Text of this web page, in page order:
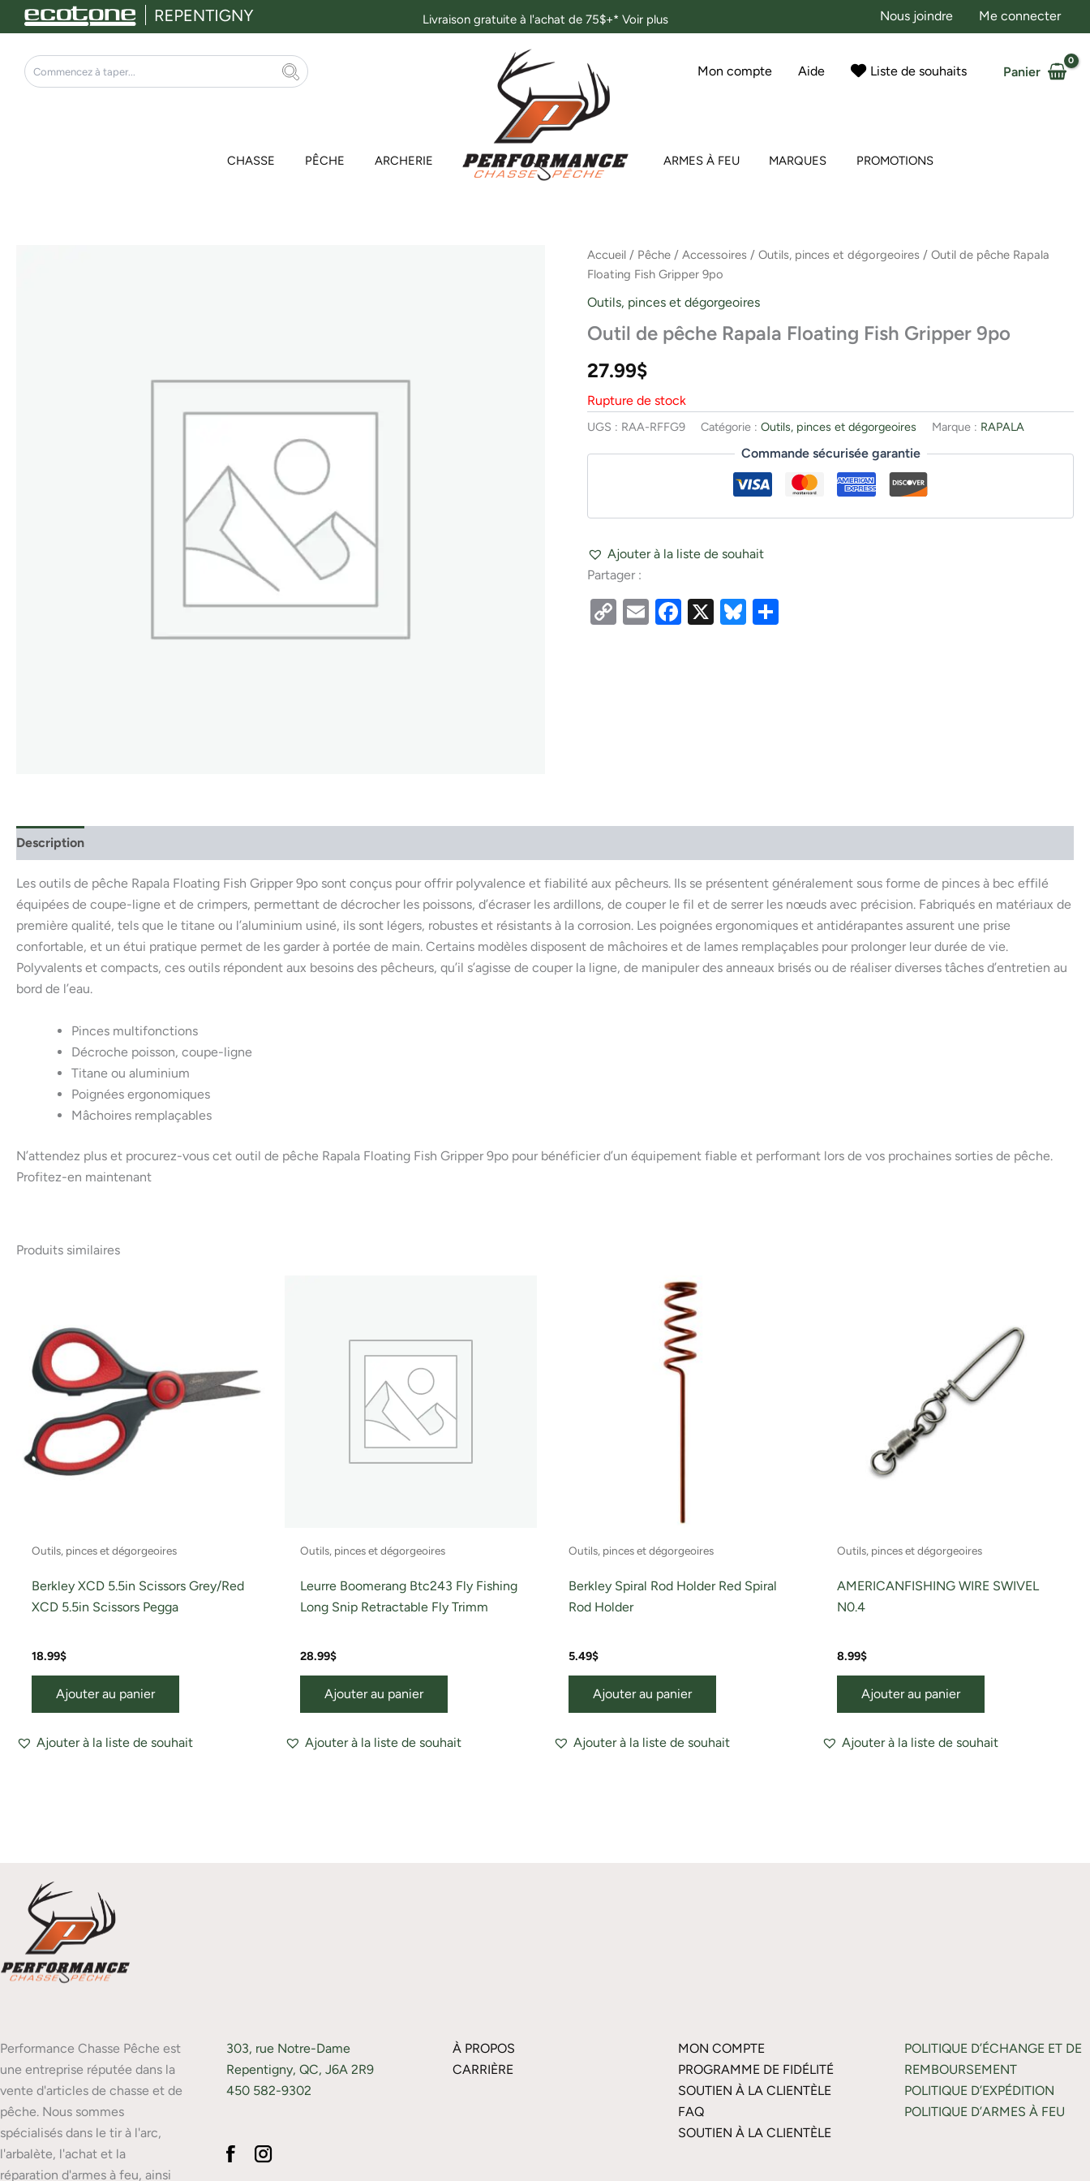
Aller
au
contenu
Livraison gratuite à l'achat de 75$+* Voir plus Nous joindre Me connecter
Rechercher
Mon compte Aide Liste de souhaits Panier
CHASSE PÊCHE ARCHERIE ARMES À FEU MARQUES PROMOTIONS
Accueil / Pêche /Accessoires /Outils, pinces et dégorgeoires / Outil de pêche Rapala
Floating Fish Gripper 9po
Outils, pinces et dégorgeoires
Outil de pêche Rapala Floating Fish Gripper 9po
27.99$
Rupture de stock
UGS : RAA-RFFG9 Catégorie :Outils, pinces et dégorgeoires Marque : RAPALA
Commande sécurisée garantie
Ajouter à la liste de souhait
Partager :
CopyEmailFacebook
X Bluesky
Description
Les outils de pêche Rapala Floating Fish Gripper 9po sont conçus pour offrir polyvalence et fiabilité aux pêcheurs. Ils se présentent généralement sous forme de pinces à bec effilé
équipées de coupe-ligne et de crimpers, permettant de décrocher les poissons, d’écraser les ardillons, de couper le fil et de serrer les nœuds avec précision. Fabriqués en matériaux de
première qualité, tels que le titane ou l’aluminium usiné, ils sont légers, robustes et résistants à la corrosion. Les poignées ergonomiques et antidérapantes assurent une prise
confortable, et un étui pratique permet de les garder à portée de main. Certains modèles disposent de mâchoires et de lames remplaçables pour prolonger leur durée de vie.
Polyvalents et compacts, ces outils répondent aux besoins des pêcheurs, qu’il s’agisse de couper la ligne, de manipuler des anneaux brisés ou de réaliser diverses tâches d’entretien au
bord de l’eau.
Pinces multifonctions
Décroche poisson, coupe-ligne
Titane ou aluminium
Poignées ergonomiques
Mâchoires remplaçables
N’attendez plus et procurez-vous cet outil de pêche Rapala Floating Fish Gripper 9po pour bénéficier d’un équipement fiable et performant lors de vos prochaines sorties de pêche.
Profitez-en maintenant
Produits similaires
Outils, pinces et dégorgeoires
Berkley XCD 5.5in Scissors Grey/Red
XCD 5.5in Scissors Pegga
18.99$
Ajouter au panier
Ajouter à la liste de souhait
Outils, pinces et dégorgeoires
Leurre Boomerang Btc243 Fly Fishing
Long Snip Retractable Fly Trimm
28.99$
Ajouter au panier
Ajouter à la liste de souhait
Outils, pinces et dégorgeoires
Berkley Spiral Rod Holder Red Spiral
Rod Holder
5.49$
Ajouter au panier
Ajouter à la liste de souhait
Outils, pinces et dégorgeoires
AMERICANFISHING WIRE SWIVEL
N0.4
8.99$
Ajouter au panier
Ajouter à la liste de souhait
Performance Chasse Pêche est
une entreprise réputée dans la
vente d'articles de chasse et de
pêche. Nous sommes
spécialisés dans le tir à l'arc,
l'arbalète, l'achat et la
réparation d'armes à feu, ainsi
303, rue Notre-Dame
Repentigny, QC, J6A 2R9
450 582-9302
À PROPOS
CARRIÈRE
MON COMPTE
PROGRAMME DE FIDÉLITÉ
SOUTIEN À LA CLIENTÈLE
FAQ
SOUTIEN À LA CLIENTÈLE
POLITIQUE D’ÉCHANGE ET DE
REMBOURSEMENT
POLITIQUE D’EXPÉDITION
POLITIQUE D’ARMES À FEU